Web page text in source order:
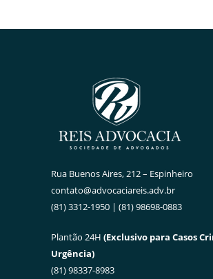
Rua Buenos Aires, 212 – Espinheiro
contato@advocaciareis.adv.br
(81) 3312-1950 | (81) 98698-0883
Plantão 24H (Exclusivo para Casos
Urgência)
(81) 98337-8983